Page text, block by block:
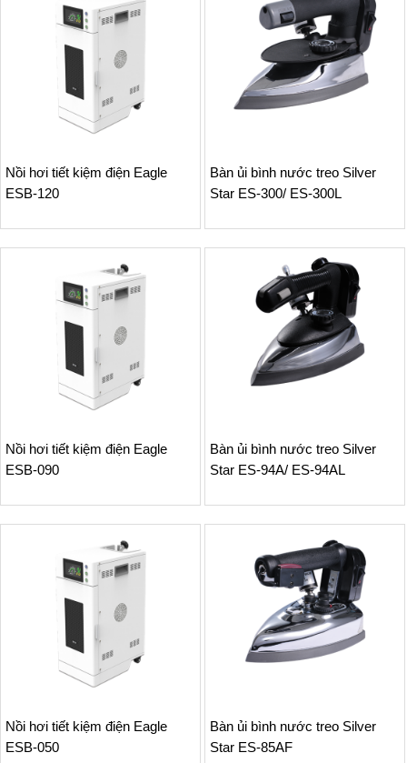
Nồi hơi tiết kiệm điện Eagle
ESB-120
Bàn ủi bình nước treo Silver
Star ES-300/ ES-300L
Nồi hơi tiết kiệm điện Eagle
ESB-090
Bàn ủi bình nước treo Silver
Star ES-94A/ ES-94AL
Nồi hơi tiết kiệm điện Eagle
ESB-050
Bàn ủi bình nước treo Silver
Star ES-85AF